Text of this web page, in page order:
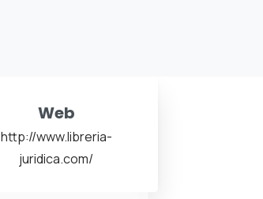
Web
http://www.libreria-
juridica.com/